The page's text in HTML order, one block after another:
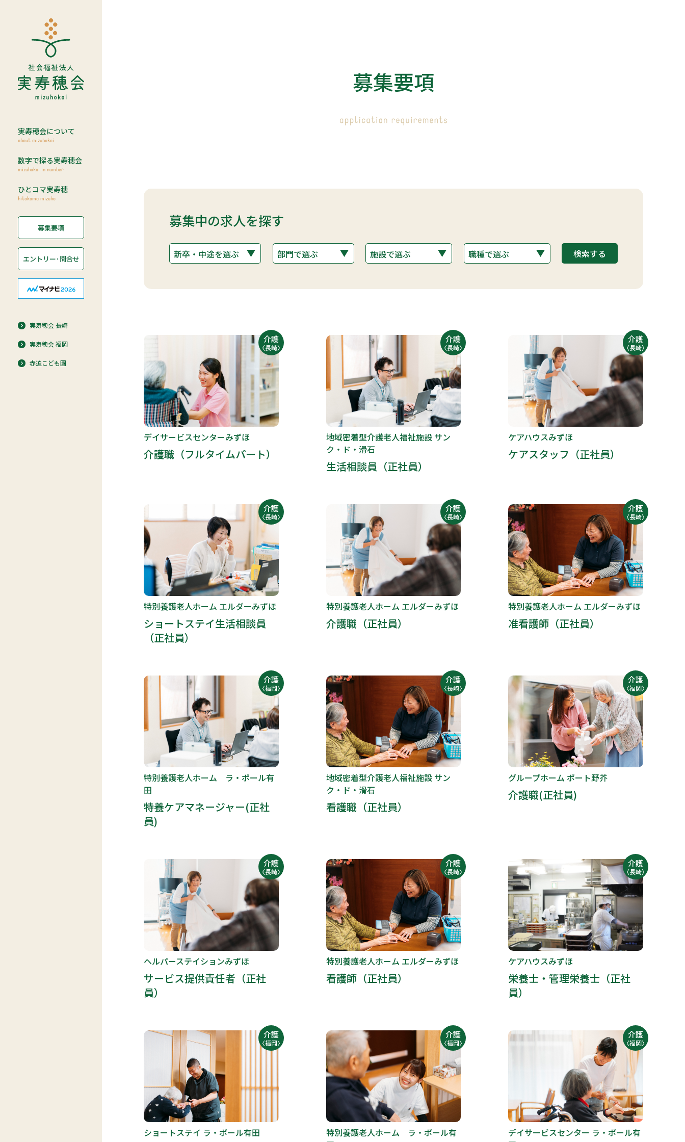
実寿穂会について
about mizuhokai
数字で探る実寿穂会
mizuhokai in number
ひとコマ実寿穂
hitokoma mizuho
募集要項
エントリー･問合せ
実寿穂会 長崎
実寿穂会 福岡
赤迫こども園
募集要項
募集中の求人を探す
介護
〈長崎〉
デイサービスセンターみずほ
介護職（フルタイムパート）
介護
〈長崎〉
地域密着型介護老人福祉施設 サン
ク・ド・滑石
生活相談員（正社員）
介護
〈長崎〉
ケアハウスみずほ
ケアスタッフ（正社員）
介護
〈長崎〉
特別養護老人ホーム エルダーみずほ
ショートステイ生活相談員
（正社員）
介護
〈長崎〉
特別養護老人ホーム エルダーみずほ
介護職（正社員）
介護
〈長崎〉
特別養護老人ホーム エルダーみずほ
准看護師（正社員）
介護
〈福岡〉
特別養護老人ホーム ラ・ポール有
田
特養ケアマネージャー(正社
員)
介護
〈長崎〉
地域密着型介護老人福祉施設 サン
ク・ド・滑石
看護職（正社員）
介護
〈福岡〉
グループホーム ポート野芥
介護職(正社員)
介護
〈長崎〉
ヘルパーステイションみずほ
サービス提供責任者（正社
員）
介護
〈長崎〉
特別養護老人ホーム エルダーみずほ
看護師（正社員）
介護
〈長崎〉
ケアハウスみずほ
栄養士・管理栄養士（正社
員）
介護
〈福岡〉
ショートステイ ラ・ポール有田
介護
〈福岡〉
特別養護老人ホーム ラ・ポール有
介護
〈福岡〉
デイサービスセンター ラ・ポール有